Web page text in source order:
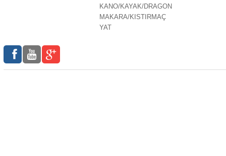
KANO/KAYAK/DRAGON
MAKARA/KISTIRMAÇ
YAT